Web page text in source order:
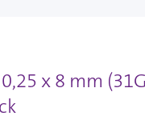
x 8 mm